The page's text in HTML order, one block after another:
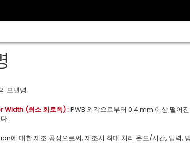
모델명.
(최소 회로폭) :PWB 외각으로부터 0.4 mm 이상 떨
.
에 대한 제조 공정으로써, 제조시 최대 처리 온도/시간, 압력,